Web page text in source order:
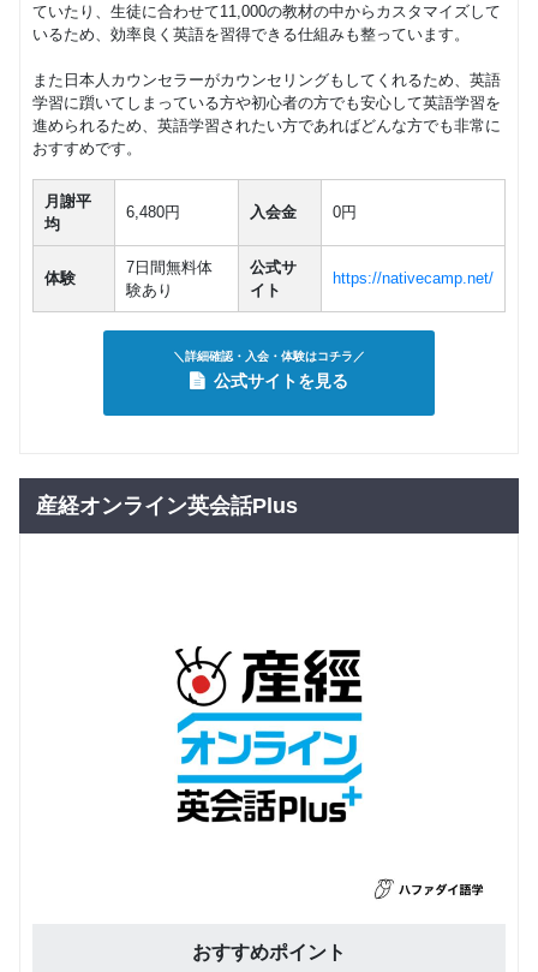
ていたり、生徒に合わせて11,000の教材の中からカスタマイズして
いるため、効率良く英語を習得できる仕組みも整っています。
また日本人カウンセラーがカウンセリングもしてくれるため、英語
学習に躓いてしまっている方や初心者の方でも安心して英語学習を
進められるため、英語学習されたい方であればどんな方でも非常に
おすすめです。
月謝平
均
6,480円 入会金 0円
体験
7日間無料体
験あり
公式サ
イト
https://nativecamp.net/
＼詳細確認・入会・体験はコチラ／
公式サイトを見る
産経オンライン英会話Plus
おすすめポイント